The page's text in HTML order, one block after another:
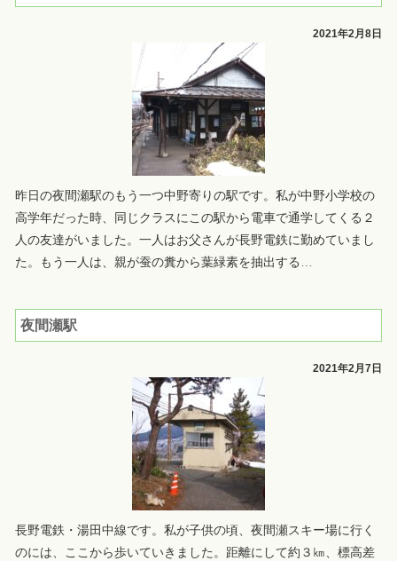
2021年2月8日
昨日の夜間瀬駅のもう一つ中野寄りの駅です。私が中野小学校の
高学年だった時、同じクラスにこの駅から電車で通学してくる２
人の友達がいました。一人はお父さんが長野電鉄に勤めていまし
た。もう一人は、親が蚕の糞から葉緑素を抽出する …
夜間瀬駅
2021年2月7日
長野電鉄・湯田中線です。私が子供の頃、夜間瀬スキー場に行く
のには、ここから歩いていきました。距離にして約３㎞、標高差